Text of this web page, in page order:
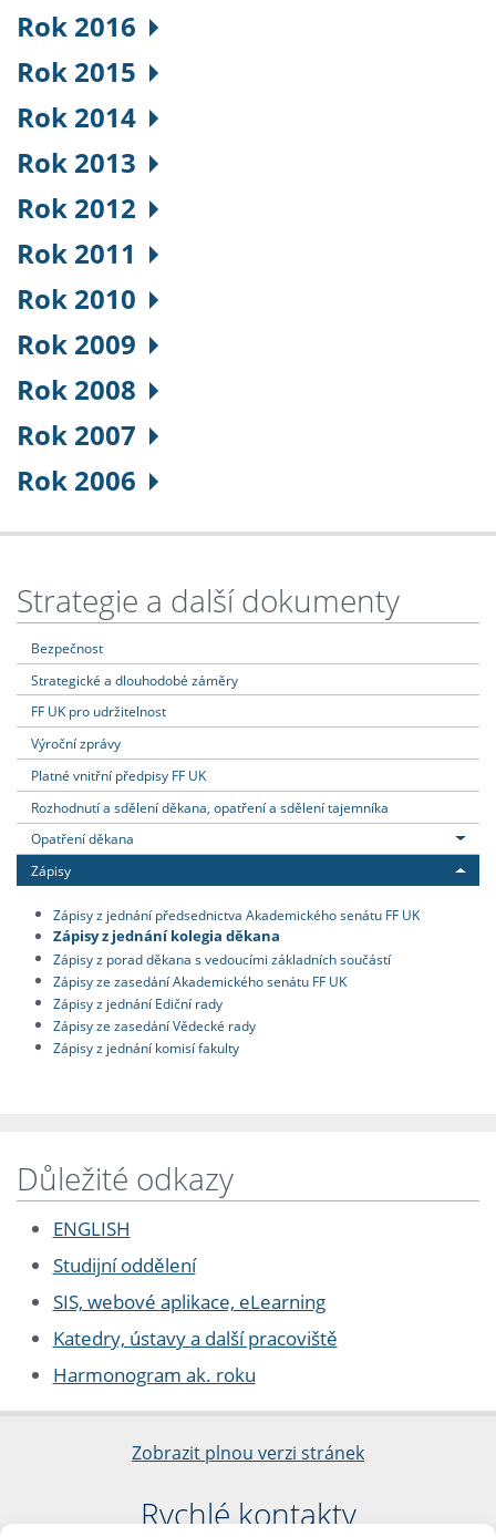
Rok 2016
Rok 2015
Rok 2014
Rok 2013
Rok 2012
Rok 2011
Rok 2010
Rok 2009
Rok 2008
Rok 2007
Rok 2006
Strategie a další dokumenty
Bezpečnost
Strategické a dlouhodobé záměry
FF UK pro udržitelnost
Výroční zprávy
Platné vnitřní předpisy FF UK
Rozhodnutí a sdělení děkana, opatření a sdělení tajemníka
Opatření děkana
Zápisy
Zápisy z jednání předsednictva Akademického senátu FF UK
Zápisy z jednání kolegia děkana
Zápisy z porad děkana s vedoucími základních součástí
Zápisy ze zasedání Akademického senátu FF UK
Zápisy z jednání Ediční rady
Zápisy ze zasedání Vědecké rady
Zápisy z jednání komisí fakulty
Důležité odkazy
ENGLISH
Studijní oddělení
SIS, webové aplikace, eLearning
Katedry, ústavy a další pracoviště
Harmonogram ak. roku
Zobrazit plnou verzi stránek
Rychlé kontakty